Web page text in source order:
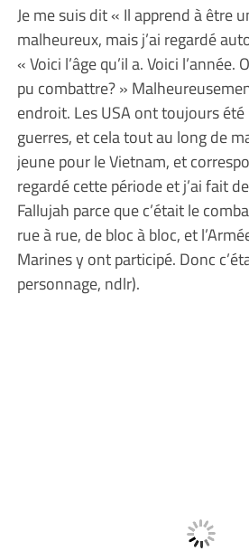
Je me suis dit « Il apprend à être
malheureux, mais j’ai regardé
« Voici l’âge qu’il a. Voici
pu combattre? »
endroit. Les USA ont toujours
guerres, et cela tout au long de
jeune pour le Vietnam, et
regardé cette période et j’ai fait
Fallujah parce que c’était le
rue à rue, de bloc à bloc, et
Marines y ont participé. Donc
personnage, ndlr).